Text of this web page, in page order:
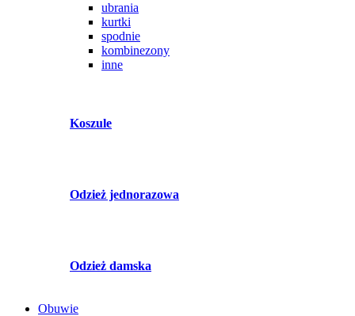
ubrania
kurtki
spodnie
kombinezony
inne
Koszule
Odzież jednorazowa
Odzież damska
Obuwie